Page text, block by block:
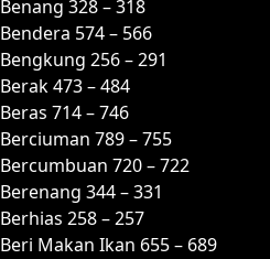
Benang 328 – 318
Bendera 574 – 566
Bengkung 256 – 291
Berak 473 – 484
Beras 714 – 746
Berciuman 789 – 755
Bercumbuan 720 – 722
Berenang 344 – 331
Berhias 258 – 257
Beri Makan Ikan 655 – 689